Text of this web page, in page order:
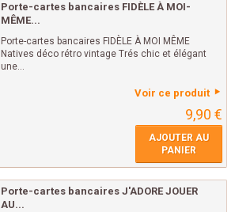
Porte-cartes bancaires FIDÈLE À MOI-
MÊME...
Porte-cartes bancaires FIDÈLE À MOI MÊME
Natives déco rétro vintage Trés chic et élégant
une...
Voir ce produit
9,90 €
AJOUTER AU
PANIER
Porte-cartes bancaires J'ADORE JOUER
AU...